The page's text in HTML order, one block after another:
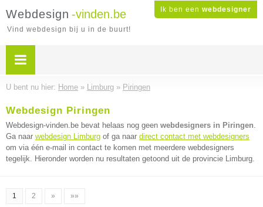
Ik ben een webdesigner
Webdesign -vinden.be
Vind webdesign bij u in de buurt!
U bent nu hier: Home » Limburg » Piringen
Webdesign Piringen
Webdesign-vinden.be bevat helaas nog geen webdesigners in Piringen.
Ga naar webdesign Limburg of ga naar direct contact met webdesigners
om via één e-mail in contact te komen met meerdere webdesigners
tegelijk. Hieronder worden nu resultaten getoond uit de provincie Limburg.
1 2 » »»